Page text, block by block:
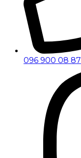
096 900 08 87